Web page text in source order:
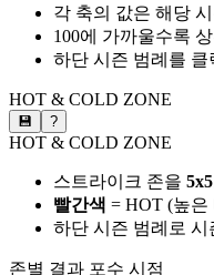
각 축의 값은 해당
100에 가까울수록
하단 시즌 범례를
HOT & COLD ZONE
💾 ?
HOT & COLD ZONE
스트라이크 존을 5x5
빨간색 = HOT (높은
하단 시즌 범례로
존별 결과 포수 시점